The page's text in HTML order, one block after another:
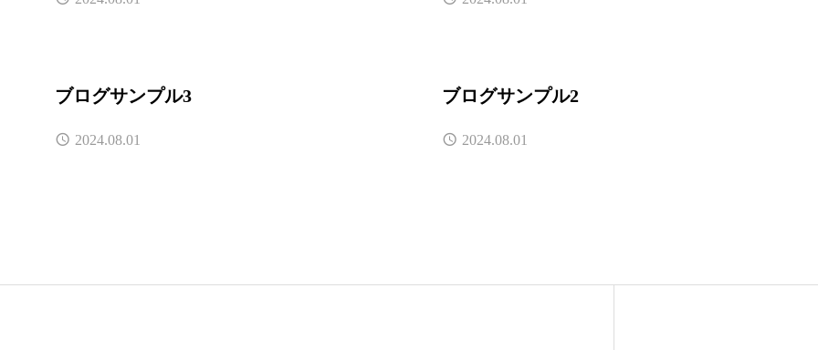
ブログサンプル3
2024.08.01
ブログサンプル2
2024.08.01